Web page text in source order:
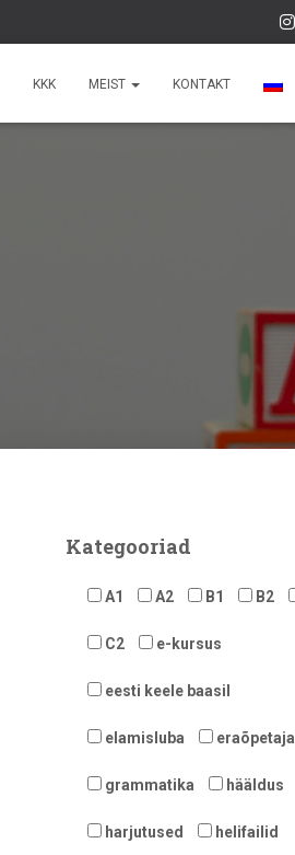
KKK MEIST KONTAKT
Kategooriad
A1 A2 B1 B2
C2 e-kursus
eesti keele baasil
elamisluba eraõpetaja
grammatika hääldus
harjutused helifailid